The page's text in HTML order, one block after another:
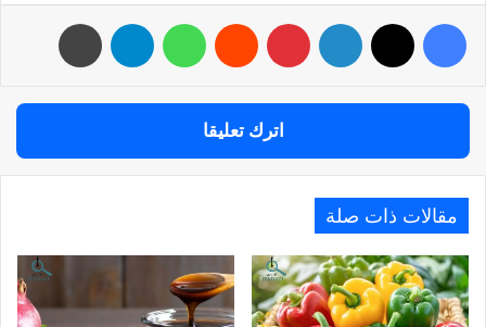
فيسبوك لينكدإن بينتيريست واتساب تيلقرام
اترك تعليقا
مقالات ذات صلة